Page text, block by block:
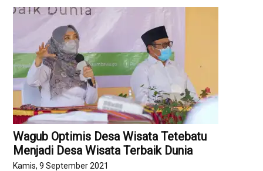
Wagub Optimis Desa Wisata Tetebatu
Menjadi Desa Wisata Terbaik Dunia
Kamis, 9 September 2021